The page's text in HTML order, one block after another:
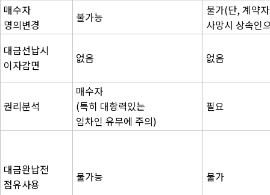
매수자
명의변경
불가능
불가(단, 계약자
사망시 상속인
대금선납시
이자감면
없음 없음
권리분석
매수자
(특히 대항력있는
임차인 유무에 주의)
필요
대금완납전
점유사용
불가능 불가